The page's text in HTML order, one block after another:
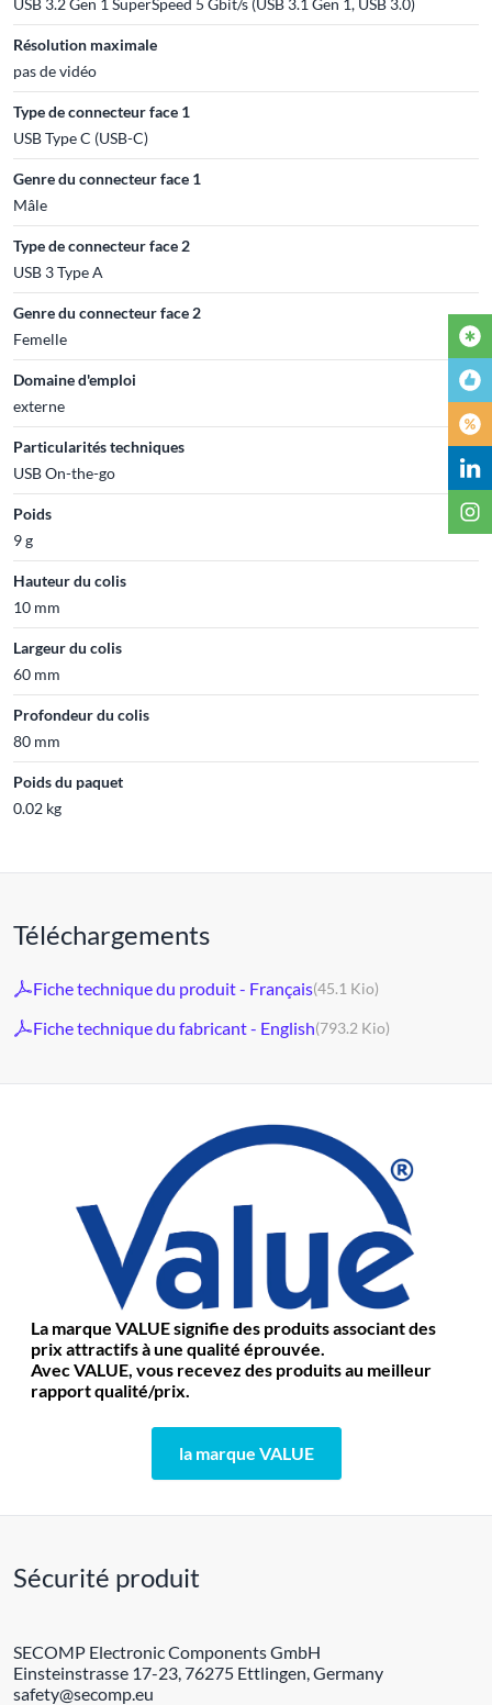
Résolution maximale
pas de vidéo
Type de connecteur face 1
USB Type C (USB-C)
Genre du connecteur face 1
Mâle
Type de connecteur face 2
USB 3 Type A
Genre du connecteur face 2
Femelle
Domaine d'emploi
externe
Particularités techniques
USB On-the-go
Poids
9 g
Hauteur du colis
10 mm
Largeur du colis
60 mm
Profondeur du colis
80 mm
Poids du paquet
0.02 kg
Téléchargements
Fiche technique du produit - Français(45.1 Kio)
Fiche technique du fabricant - English(793.2 Kio)
La marque VALUE signifie des produits associant des
prix attractifs à une qualité éprouvée.
Avec VALUE, vous recevez des produits au meilleur
rapport qualité/prix.
la marque VALUE
Sécurité produit
SECOMP Electronic Components GmbH
Einsteinstrasse 17-23, 76275 Ettlingen, Germany
safety@secomp.eu